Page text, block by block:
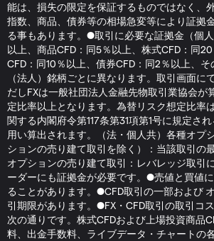
能は、損失の限定を保証するものではなく、
指数、商品、債券等の相場急変等により証拠
る事もあります。●取引に必要な証拠金（個
以上、商品CFD：同5％以上、株式CFD：同
CFD：同10％以上、債券CFD：同2％以上、
（法人）銘柄ごとに異なります。取引画面に
だしFXは一般社団法人金融先物取引業協会が
定比率以上となります。為替リスク想定比率
関する内閣府令第117条第31項第1号に規定さ
用い算出されます。（法・個人共）各種オプ
ションの売り建て取引を除く）：当該取引の
オプションの売り建て取引：レバレッジ取引
ーダーにも証拠金が必要です。●売値と買値
ることがあります。●CFD取引の一部および
引期限があります。●FX・CFD取引の取引コ
次の通りです。株式CFDおよび上場投資商品
料、出金手数料、ライブデータ・チャートの